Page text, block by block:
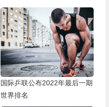
国际乒联公布2022年最后一期
世界排名